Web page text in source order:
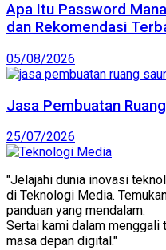
Apa Itu Password
dan Rekomendasi
05/08/2026
Jasa Pembuatan
25/07/2026
"Jelajahi dunia inovasi
di Teknologi Media.
panduan yang mendalam.
Sertai kami dalam menggali
masa depan digital."